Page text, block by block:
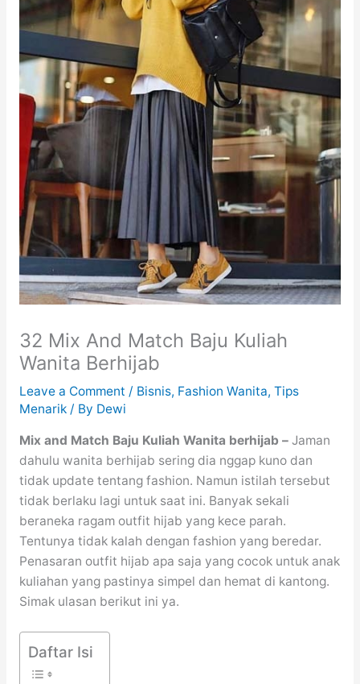
32 Mix And Match Baju Kuliah
Wanita Berhijab
Leave a Comment / Bisnis, Fashion Wanita, Tips
Menarik/ By Dewi
Mix and Match Baju Kuliah Wanita berhijab –Jaman
dahulu wanita berhijab sering dia nggap kuno dan
tidak update tentang fashion. Namun istilah tersebut
tidak berlaku lagi untuk saat ini. Banyak sekali
beraneka ragam outfit hijab yang kece parah.
Tentunya tidak kalah dengan fashion yang beredar.
Penasaran outfit hijab apa saja yang cocok untuk anak
kuliahan yang pastinya simpel dan hemat di kantong.
Simak ulasan berikut ini ya.
Daftar Isi